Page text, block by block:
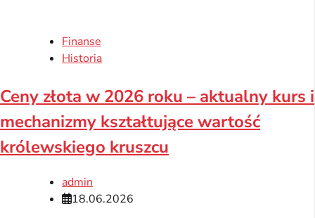
Finanse
Historia
Ceny złota w 2026 roku – aktualny kurs i
mechanizmy kształtujące wartość
królewskiego kruszcu
admin
18.06.2026